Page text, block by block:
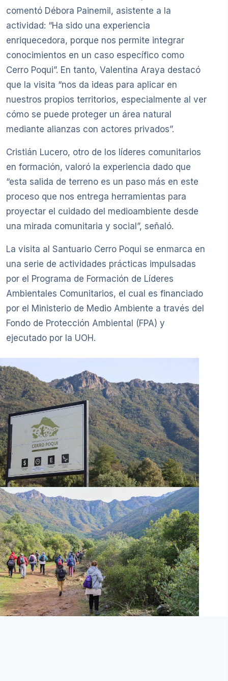
comentó Débora Painemil, asistente a la
actividad: “Ha sido una experiencia
enriquecedora, porque nos permite integrar
conocimientos en un caso específico como
Cerro Poqui”. En tanto, Valentina Araya destacó
que la visita “nos da ideas para aplicar en
nuestros propios territorios, especialmente al ver
cómo se puede proteger un área natural
mediante alianzas con actores privados”.
Cristián Lucero, otro de los líderes comunitarios
en formación, valoró la experiencia dado que
“esta salida de terreno es un paso más en este
proceso que nos entrega herramientas para
proyectar el cuidado del medioambiente desde
una mirada comunitaria y social”, señaló.
La visita al Santuario Cerro Poqui se enmarca en
una serie de actividades prácticas impulsadas
por el Programa de Formación de Líderes
Ambientales Comunitarios, el cual es financiado
por el Ministerio de Medio Ambiente a través del
Fondo de Protección Ambiental (FPA) y
ejecutado por la UOH.